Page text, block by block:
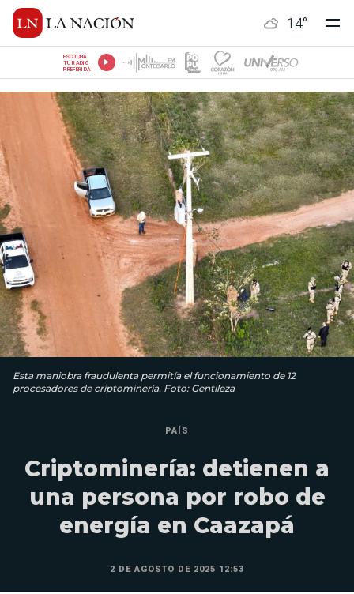
14°
ESCUCHÁ
TU RADIO
PREFERIDA
Esta maniobra fraudulenta permitía el funcionamiento de 12
procesadores de criptominería. Foto: Gentileza
PAÍS
Criptominería: detienen a
una persona por robo de
energía en Caazapá
2 DE AGOSTO DE 2025 12:53